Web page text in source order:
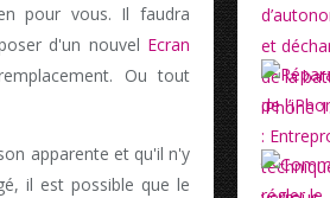
pour vous. Il faudra
d'un nouvel Ecran
Ou tout
apparente et qu'il n'y
il est possible que le